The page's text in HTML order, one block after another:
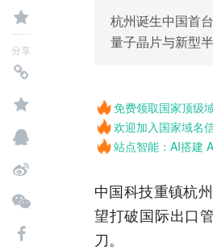
分享
杭州诞生中国首
量子晶片与新型
免费领取国家顶级
欢迎加入国家域名
站点智能：AI搭建
中国科技重镇杭
望打破国际出口
刀。